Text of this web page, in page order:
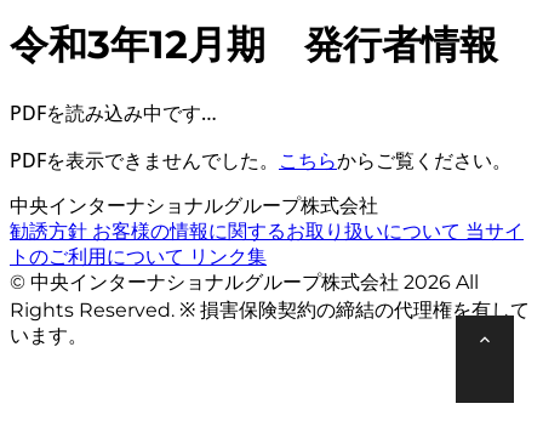
令和3年12月期 発行者情報
PDFを読み込み中です…
PDFを表示できませんでした。 こちらからご覧ください。
中央インターナショナルグループ株式会社
勧誘方針 お客様の情報に関するお取り扱いについて 当サイ
トのご利用について リンク集
© 中央インターナショナルグループ株式会社 2026 All
Rights Reserved. ※ 損害保険契約の締結の代理権を有して
います。